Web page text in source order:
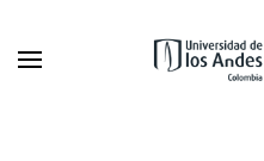
Ir al contenido principal